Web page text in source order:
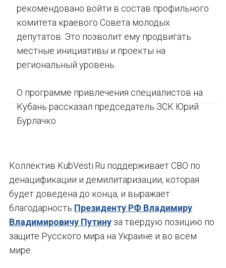
рекомендовано войти в состав профильного
комитета краевого Совета молодых
депутатов. Это позволит ему продвигать
местные инициативы и проекты на
региональный уровень.
О программе привлечения специалистов на
Кубань рассказал председатель ЗСК Юрий
Бурлачко
Коллектив KubVesti.Ru поддерживает СВО по
денацификации и демилитаризации, которая
будет доведена до конца, и выражает
благодарность Президенту РФ Владимиру
Владимировичу Путину за твердую позицию по
защите Русского мира на Украине и во всём
мире.